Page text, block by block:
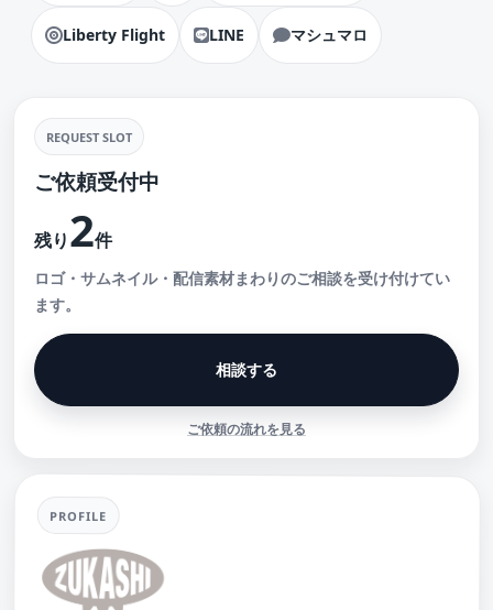
Liberty Flight LINE マシュマロ
REQUEST SLOT
ご依頼受付中
残り2件
ロゴ・サムネイル・配信素材まわりのご相談を受け付けてい
ます。
相談する
ご依頼の流れを見る
PROFILE